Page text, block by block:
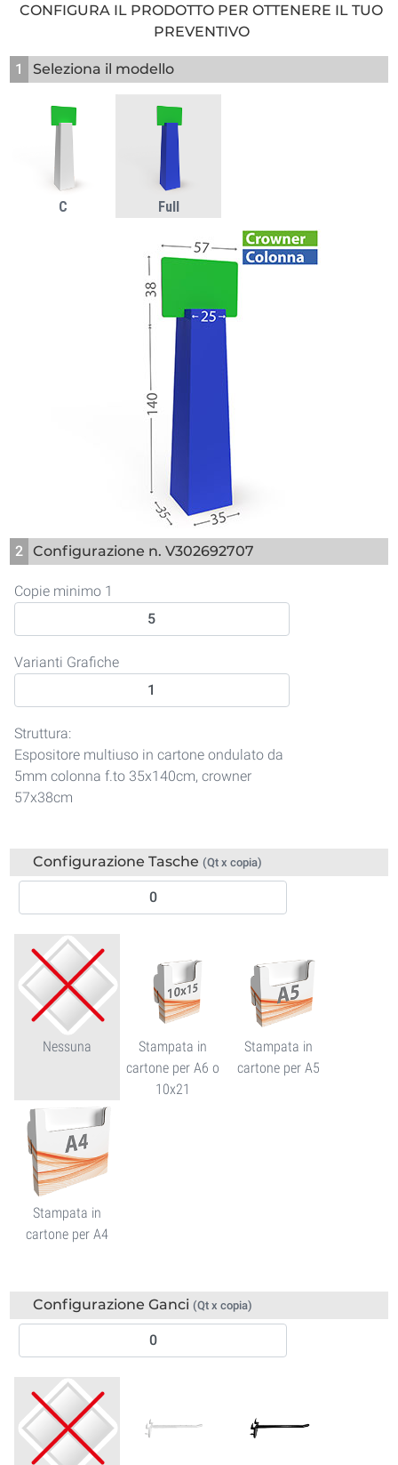
CONFIGURA IL PRODOTTO PER OTTENERE IL TUO
PREVENTIVO
1 Seleziona il modello
C Full
2 Configurazione n. V302692707
Copie minimo 1
Varianti Grafiche
Struttura:
Espositore multiuso in cartone ondulato da
5mm colonna f.to 35x140cm, crowner
57x38cm
Configurazione Tasche (Qt x copia)
Nessuna
Stampata in
cartone per A6 o
10x21
Stampata in
cartone per A5
Stampata in
cartone per A4
Configurazione Ganci (Qt x copia)